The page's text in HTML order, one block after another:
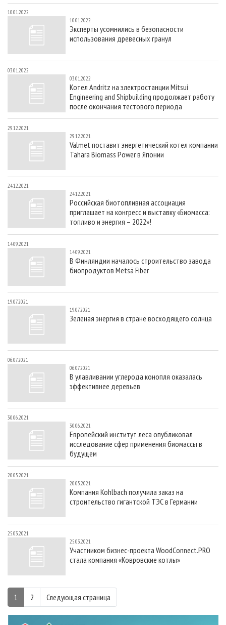
10.01.2022
10.01.2022
Эксперты усомнились в безопасности
использования древесных гранул
03.01.2022
03.01.2022
Котел Andritz на электростанции Mitsui
Engineering and Shipbuilding продолжает работу
после окончания тестового периода
29.12.2021
29.12.2021
Valmet поставит энергетический котел компании
Tahara Biomass Power в Японии
24.12.2021
24.12.2021
Российская биотопливная ассоциация
приглашает на конгресс и выставку «Биомасса:
топливо и энергия – 2022»!
14.09.2021
14.09.2021
В Финляндии началось строительство завода
биопродуктов Metsä Fiber
19.07.2021
19.07.2021
Зеленая энергия в стране восходящего солнца
06.07.2021
06.07.2021
В улавливании углерода конопля оказалась
эффективнее деревьев
30.06.2021
30.06.2021
Европейский институт леса опубликовал
исследование сфер применения биомассы в
будущем
20.05.2021
20.05.2021
Компания Kohlbach получила заказ на
строительство гигантской ТЭС в Германии
25.03.2021
25.03.2021
Участником бизнес-проекта WoodConnect.PRO
стала компания «Ковровские котлы»
1 2 Следующая страница